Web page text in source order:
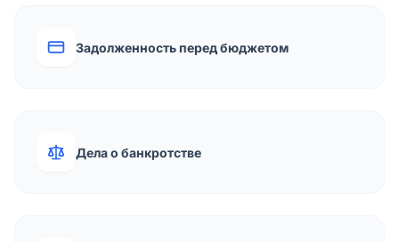
Задолженность перед бюджетом
Дела о банкротстве